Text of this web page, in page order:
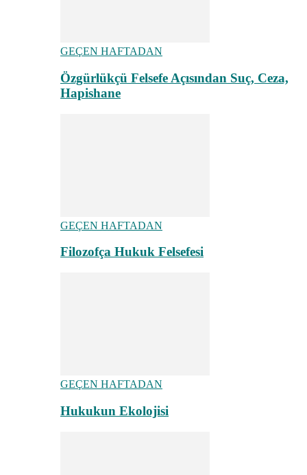
GEÇEN HAFTADAN
Özgürlükçü Felsefe Açısından Suç, Ceza,
Hapishane
GEÇEN HAFTADAN
Filozofça Hukuk Felsefesi
GEÇEN HAFTADAN
Hukukun Ekolojisi